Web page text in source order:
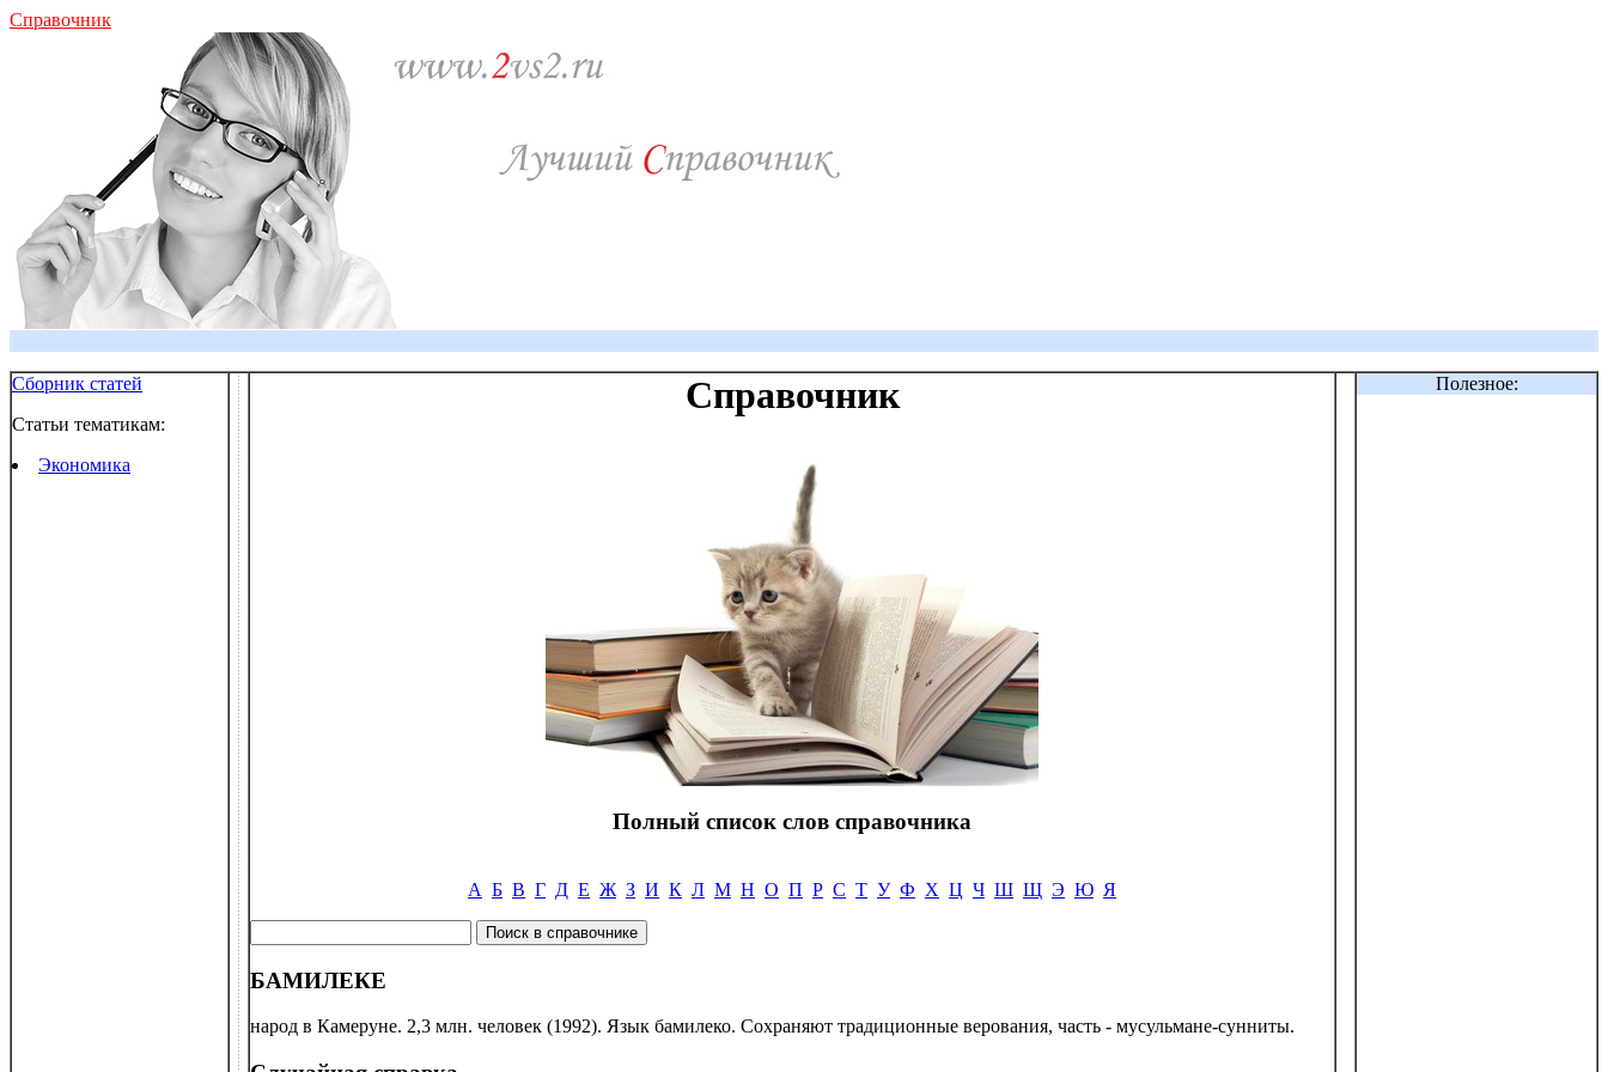
Справочник
Сборник статей
Статьи тематикам:
Экономика
Справочник
Полный список слов справочника
А Б В Г Д Е Ж З И К Л М Н О П Р С Т У Ф Х Ц Ч Ш Щ Э Ю Я
БАМИЛЕКЕ
народ в Камеруне. 2,3 млн. человек (1992). Язык бамилеко. Сохраняют традиционные верования, часть - мусульмане-сунниты.
Полезное: